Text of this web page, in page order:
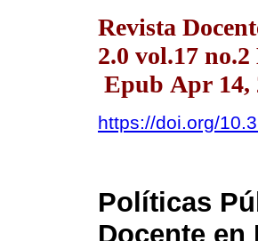
Revista
2.0 vol.17
Epub Apr 14,
https://doi.org/
Políticas
Docente